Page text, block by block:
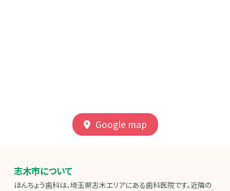
Google map
志木市について
ほんちょう歯科は、埼玉県志木エリアにある歯科医院です。近隣の